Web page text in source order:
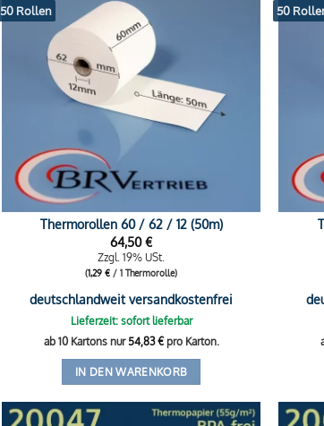
50 Rollen
Thermorollen 60 / 62 / 12 (50m)
64,50€
Zzgl. 19% USt.
(1,29€ / 1 Thermorolle)
deutschlandweit versandkostenfrei
Lieferzeit: sofort lieferbar
ab 10 Kartons nur54,83€pro Karton.
IN DEN WARENKORB
50